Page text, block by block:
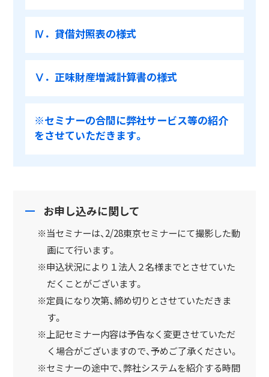
Ⅳ．貸借対照表の様式
Ⅴ．正味財産増減計算書の様式
※セミナーの合間に弊社サービス等の紹介
をさせていただきます。
お申し込みに関して
※当セミナーは、2/28東京セミナーにて撮影した動
画にて行います。
※申込状況により１法人２名様までとさせていた
だくことがございます。
※定員になり次第、締め切りとさせていただきま
す。
※上記セミナー内容は予告なく変更させていただ
く場合がございますので、予めご了承ください。
※セミナーの途中で、弊社システムを紹介する時間